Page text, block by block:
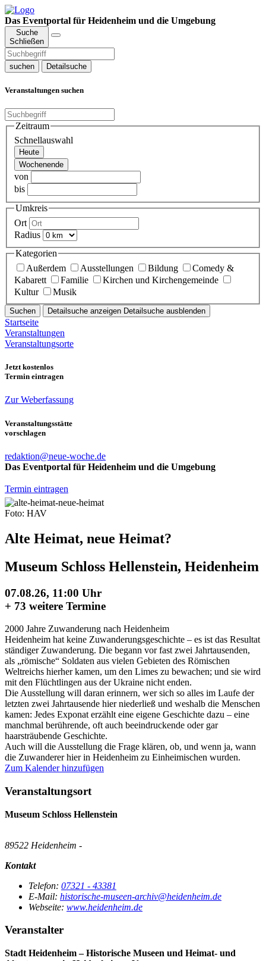
Das Eventportal für Heidenheim und die Umgebung
Suche
Schließen
suchen Detailsuche
Veranstaltungen suchen
Zeitraum
Schnellauswahl
Heute
Wochenende
von
bis
Umkreis
Ort
Radius
Kategorien
Außerdem
Ausstellungen Bildung
Comedy &
Kabarett
Familie
Kirchen und Kirchengemeinde
Kultur
Musik
Suchen Detailsuche anzeigen Detailsuche ausblenden
Startseite
Veranstaltungen
Veranstaltungsorte
Jetzt kostenlos
Termin eintragen
Zur Weberfassung
Veranstaltungsstätte
vorschlagen
redaktion@neue-woche.de
Das Eventportal für Heidenheim und die Umgebung
Termin eintragen
Foto: HAV
Alte Heimat, neue Heimat?
Museum Schloss Hellenstein, Heidenheim
07.08.26, 11:00 Uhr
+ 73 weitere Termine
2000 Jahre Zuwanderung nach Heidenheim
Heidenheim hat keine Zuwanderungsgeschichte – es ist das Resultat
ständiger Zuwanderung. Die begann vor fast zwei Jahrtausenden,
als „römische“ Soldaten aus vielen Gebieten des Römischen
Weltreichs hierher kamen, um den Limes zu bewachen; und sie wird
mit den Flüchtlingen aus der Ukraine nicht enden.
Die Ausstellung will daran erinnern, wer sich so alles im Laufe der
letzten zwei Jahrtausende hier niederließ und weshalb die Menschen
kamen: Jedes Exponat erzählt eine eigene Geschichte dazu – eine
manchmal berührende, oft auch beeindruckende oder gar
haarsträubende Geschichte.
Auch will die Ausstellung die Frage klären, ob, und wenn ja, wann
die Zuwanderer hier in Heidenheim zu Einheimischen wurden.
Zum Kalender hinzufügen
Veranstaltungsort
Museum Schloss Hellenstein
89522 Heidenheim -
Kontakt
Telefon: 07321 - 43381
E-Mail: historische-museen-archiv@heidenheim.de
Webseite: www.heidenheim.de
Veranstalter
Stadt Heidenheim – Historische Museen und Heimat- und